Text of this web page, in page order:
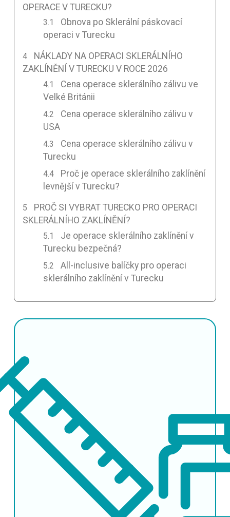
OPERACE V TURECKU?
Obnova po Sklerální páskovací
operaci v Turecku
NÁKLADY NA OPERACI SKLERÁLNÍHO
ZAKLÍNĚNÍ V TURECKU V ROCE 2026
Cena operace sklerálního zálivu ve
Velké Británii
Cena operace sklerálního zálivu v
USA
Cena operace sklerálního zálivu v
Turecku
Proč je operace sklerálního zaklínění
levnější v Turecku?
PROČ SI VYBRAT TURECKO PRO OPERACI
SKLERÁLNÍHO ZAKLÍNĚNÍ?
Je operace sklerálního zaklínění v
Turecku bezpečná?
All-inclusive balíčky pro operaci
sklerálního zaklínění v Turecku